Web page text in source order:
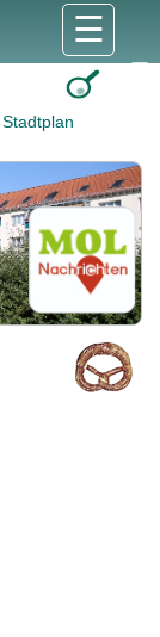
Stadtplan
☰